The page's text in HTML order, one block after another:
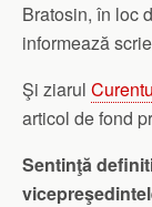
Bratosin, în loc
informează scrie
Şi ziarul
articol de fond
Sentinţă